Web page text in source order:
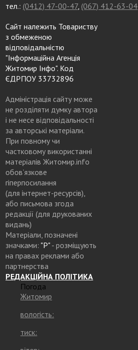
тел.: (0412) 47-00-47, (067) 412-63-04
Сайт належить Товариству
з обмеженою
відповідальністю
"Інформаційна Агенція
Житомир Інфо". Код
ЄДРПОУ 33732896
Адміністрація сайту може
не розділяти думку автора
і не несе відповідальності
за авторські матеріали.
При повному чи
частковому використанні
матеріалів Житомир.info
обов’язкове
гіперпосилання
(для інтернет-ресурсів),
або письмова згода
редакції (для друкованих
видань)
Матеріали, позначені
значками: "Р"- розміщують
на правах реклами або
партнерства
РЕДАКЦІЙНА ПОЛІТИКА
Погода
Житомир
вологість:
тиск: